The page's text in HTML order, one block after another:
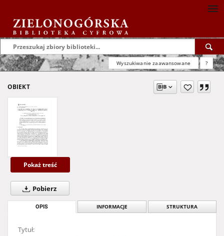
Wyszukiwanie zaawansowane ?
OBIEKT
Pokaż treść
Pobierz
OPIS INFORMACJE STRUKTURA
Tytuł: